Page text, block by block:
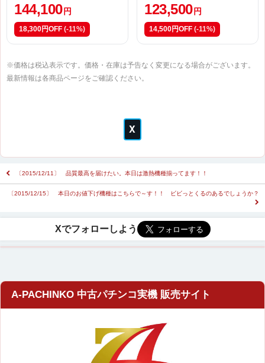
144,100 円
18,300円OFF (-11%)
123,500 円
14,500円OFF (-11%)
※価格は税込表示です。価格・在庫は予告なく変更になる場合がございます。
最新情報は各商品ページをご確認ください。
〔2015/12/11〕 品質最高を届けたい。本日は激熱機種揃ってます！！
〔2015/12/15〕 本日のお値下げ機種はこちらで～す！！ ビビっとくるのあるでしょうか？
A-PACHINKO 中古パチンコ実機 販売サイト